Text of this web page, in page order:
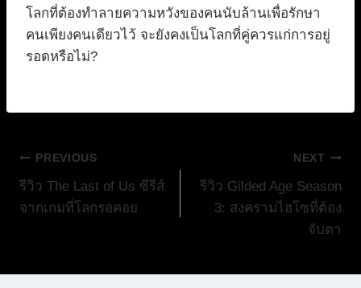
โลกที่ต้องทำลายความหวังของคนนับล้านเพื่อรักษา
คนเพียงคนเดียวไว้ จะยังคงเป็นโลกที่คู่ควรแก่การอยู่
รอดหรือไม่?
แนะแนว
เรื่อง
PREVIOUS
รีวิว The Last of Us ซีรีส์
จากเกมที่โลกรอคอย
NEXT
รีวิว Gilded Age Season
3: สงครามไฮโซที่ต้อง
จับตา